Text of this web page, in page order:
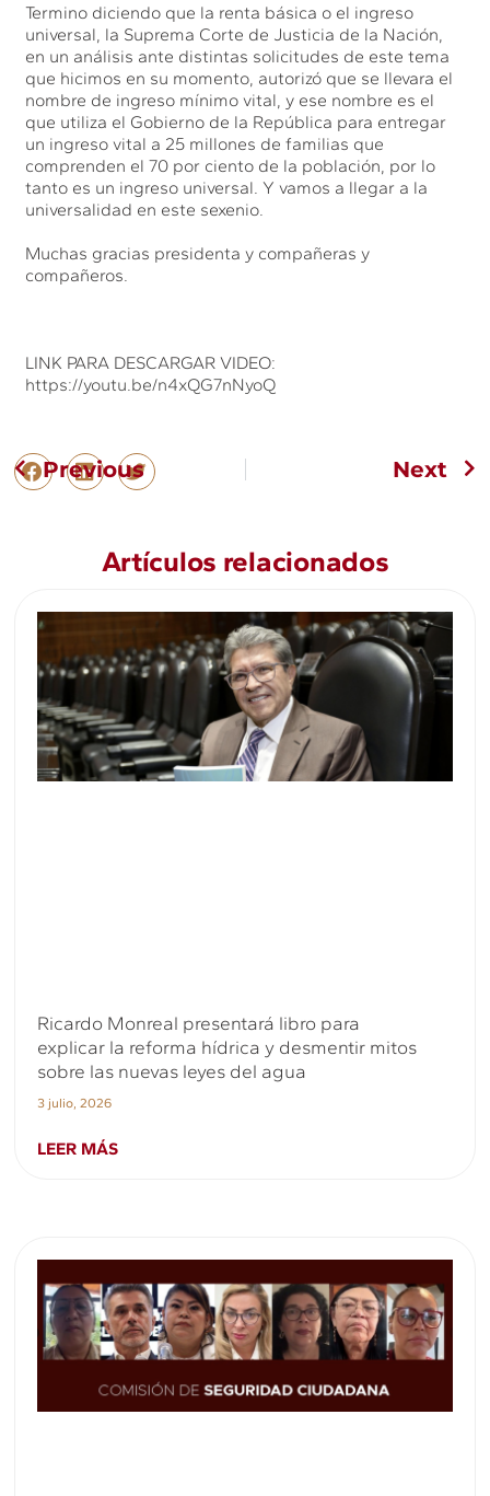
Termino diciendo que la renta básica o el ingreso
universal, la Suprema Corte de Justicia de la Nación,
en un análisis ante distintas solicitudes de este tema
que hicimos en su momento, autorizó que se llevara el
nombre de ingreso mínimo vital, y ese nombre es el
que utiliza el Gobierno de la República para entregar
un ingreso vital a 25 millones de familias que
comprenden el 70 por ciento de la población, por lo
tanto es un ingreso universal. Y vamos a llegar a la
universalidad en este sexenio.
Muchas gracias presidenta y compañeras y
compañeros.
LINK PARA DESCARGAR VIDEO:
https://youtu.be/n4xQG7nNyoQ
Previous Next
Artículos relacionados
Ricardo Monreal presentará libro para
explicar la reforma hídrica y desmentir mitos
sobre las nuevas leyes del agua
3 julio, 2026
LEER MÁS